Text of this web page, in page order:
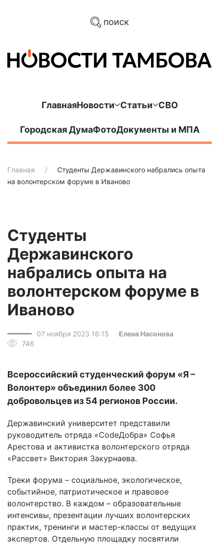
поиск
ГлавнаяНовости Статьи СВО
Городская ДумаФотоДокументы и МПА
Главная
Студенты Державинского набрались опыта
на волонтерском форуме в Иваново
Студенты
Державинского
набрались опыта на
волонтерском форуме в
Иваново
07 ноября 2023 16:15
Елена Насонова
746
Всероссийский студенческий форум «Я –
Волонтер» объединил более 300
добровольцев из 54 регионов России.
Державинский университет представили
руководитель отряда «CodeДобра» Софья
Арестова и активистка волонтерского отряда
«Рассвет» Виктория Закурнаева.
Треки форума – социальное, экологическое,
событийное, патриотическое и правовое
волонтерство. В каждом – образовательные
интенсивы, презентации лучших волонтерских
практик, тренинги и мастер-классы от ведущих
экспертов. Отдельную площадку посвятили